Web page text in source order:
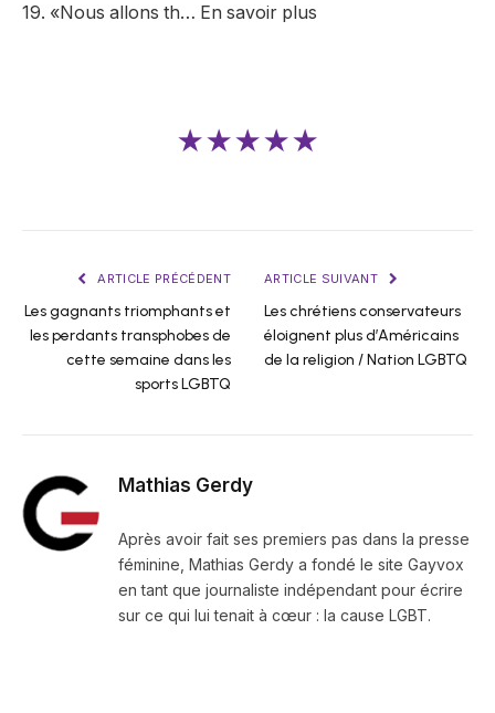
19. «Nous allons th… En savoir plus
★★★★★
ARTICLE PRÉCÉDENT
Les gagnants triomphants et
les perdants transphobes de
cette semaine dans les
sports LGBTQ
ARTICLE SUIVANT
Les chrétiens conservateurs
éloignent plus d’Américains
de la religion / Nation LGBTQ
Mathias Gerdy
Après avoir fait ses premiers pas dans la presse
féminine, Mathias Gerdy a fondé le site Gayvox
en tant que journaliste indépendant pour écrire
sur ce qui lui tenait à cœur : la cause LGBT.